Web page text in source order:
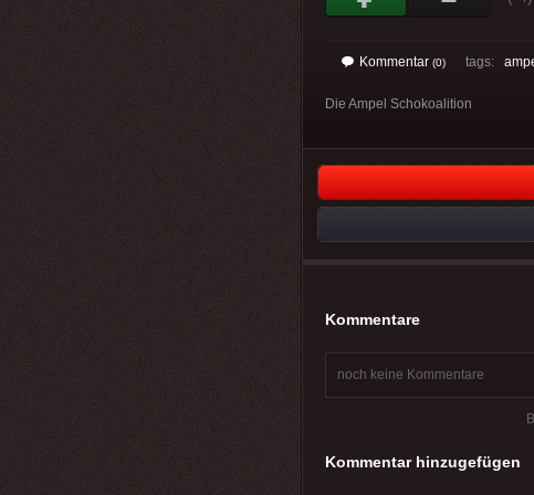
Kommentar (0) tags:
Die Ampel Schokoalition
Kommentare
noch keine Kommentare
Kommentar hinzugefügen